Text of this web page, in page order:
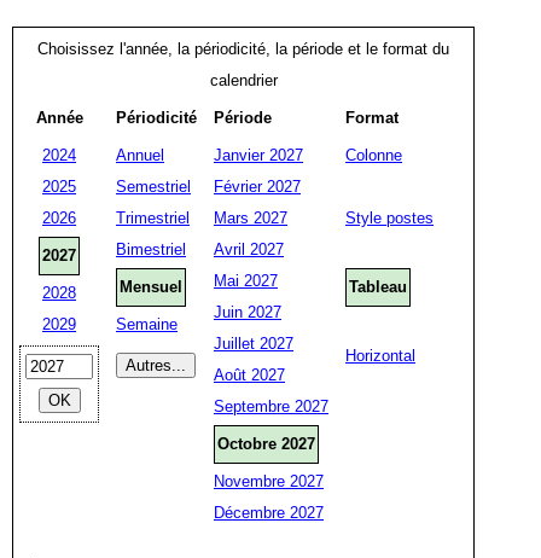
Choisissez l'année, la périodicité, la période et le format du
calendrier
Année
2024
2025
2026
2027
2028
2029
Périodicité
Annuel
Semestriel
Trimestriel
Bimestriel
Mensuel
Semaine
Période
Janvier 2027
Février 2027
Mars 2027
Avril 2027
Mai 2027
Juin 2027
Juillet 2027
Août 2027
Septembre 2027
Octobre 2027
Novembre 2027
Décembre 2027
Format
Colonne
Style postes
Tableau
Horizontal